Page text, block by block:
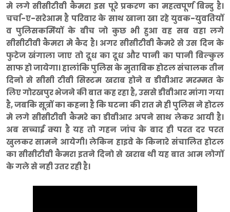
मे लगे सीसीटीवी कैमरा इस पूरे प्रकरण का महत्वपूर्ण बिन्दु है।
चर्चा-ए-सरेआम है परिवार के साथ खाना खा रहे युवक-युवतियों
व पुलिसकर्मियों के बीच जो कुछ भी हुआ वह सब वहा लगे
सीसीटीवी कैमरा मे कैद है। अगर सीसीटीवी कैमरे से उस दिन के
फुटेज खंगाला जाए तो दूध का दूध और पानी का पानी बिल्कुल
साफ हो जायेगा। हालांकि पुलिस के मुताबिक होटल संचालक तीन
दिनो से सीसी टीवी सिस्टम खराब होने व डीवीआर मरम्मत के
लिए गोरखपुर भेजने की बात कह रहा है, उससे डीवीआर मांगा गया
है, जबकि सूत्रों का कहना है कि घटना की रात मे ही पुलिस ने होटल
मे लगे सीसीटीवी कैमरे का डीवीआर अपने साथ लेकर आयी है।
अब सच्चाई क्या है यह तो गहन जांच के बाद ही परत दर परत
खुलकर सामने आयेगी। लेकिन हाइवे के किनारे संचालित होटल
का सीसीटीवी कैमरा इतने दिनो से खराब थी यह बात आम लोगों
के गले से नही उतर रही है।